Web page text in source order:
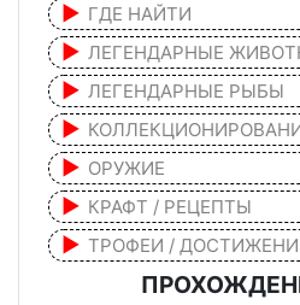
ГДЕ НАЙТИ
ЛЕГЕНДАРНЫЕ
ЛЕГЕНДАРНЫЕ РЫБЫ
ОРУЖИЕ
КРАФТ / РЕЦЕПТЫ
ТРОФЕИ /